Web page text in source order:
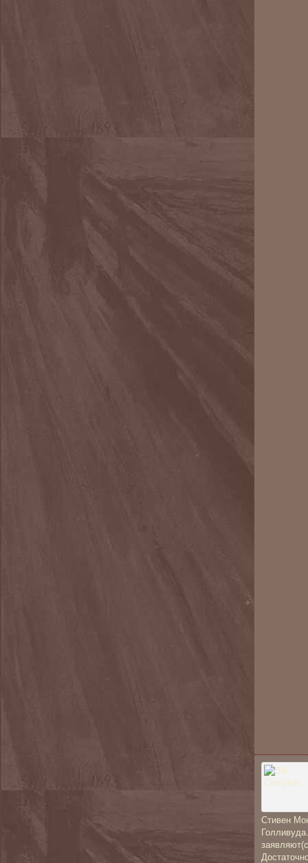
Стивен